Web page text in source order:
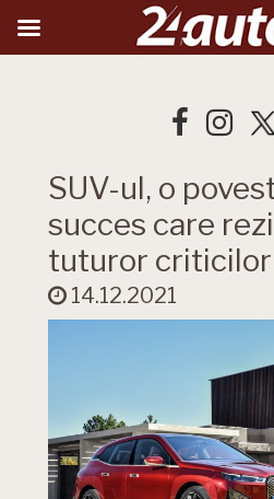
SUV-ul, o
succes care
tuturor criticilor
14.12.2021